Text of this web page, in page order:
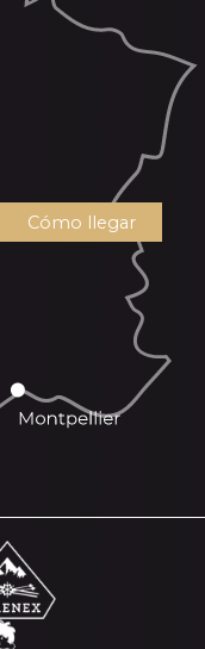
Cómo llegar